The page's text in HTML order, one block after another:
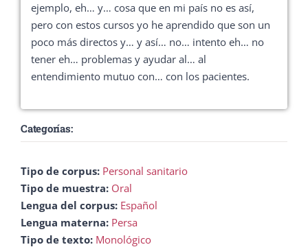
ejemplo, eh… y… cosa que en mi país no es así,
pero con estos cursos yo he aprendido que son un
poco más directos y… y así… no… intento eh… no
tener eh… problemas y ayudar al… al
entendimiento mutuo con… con los pacientes.
Categorías:
Tipo de corpus: Personal sanitario
Tipo de muestra: Oral
Lengua del corpus: Español
Lengua materna: Persa
Tipo de texto: Monológico